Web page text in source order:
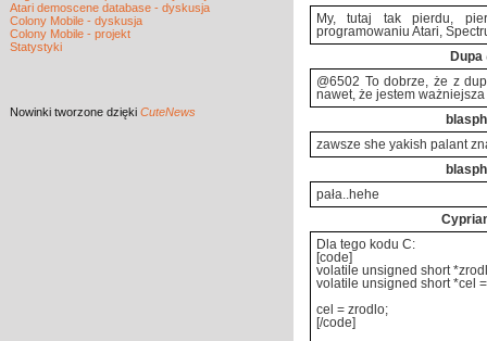
Atari demoscene database - dyskusja
Colony Mobile - dyskusja
Colony Mobile - projekt
Statystyki
Nowinki tworzone dzięki CuteNews
My, tutaj tak pierdu,
programowaniu Atari,
Dupa
@6502 To dobrze, że z
nawet, że jestem
blasph
zawsze she yakish palant
blasph
pała..hehe
Dla tego kodu C:
[code]
volatile unsigned short
volatile unsigned short *cel
cel = zrodlo;
[/code]